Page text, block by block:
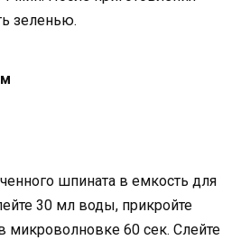
зеленью.
шпината в емкость для
30 мл воды, прикройте
микроволновке 60 сек. Слейте